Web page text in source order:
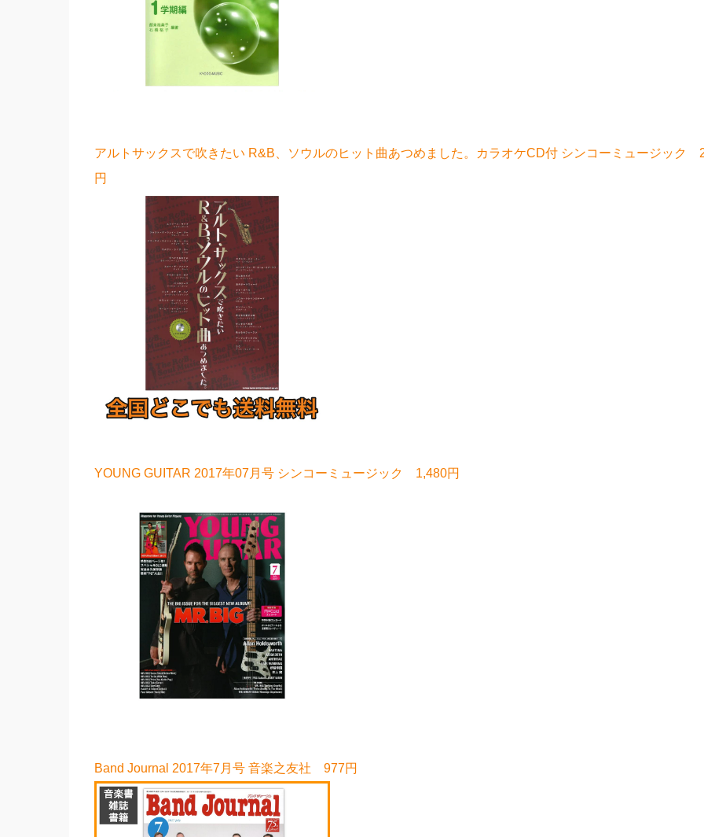
アルトサックスで吹きたい R&B、ソウルのヒット曲あつめました。カラオケCD付 シンコーミュージック
円
YOUNG GUITAR 2017年07月号 シンコーミュージック 1,480円
Band Journal 2017年7月号 音楽之友社 977円